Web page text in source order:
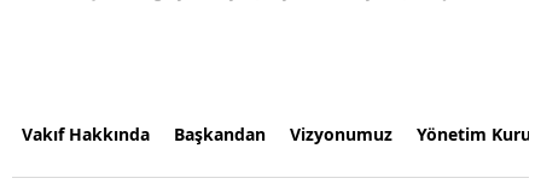
Vakıf Hakkında Başkandan Vizyonumuz Yönetim